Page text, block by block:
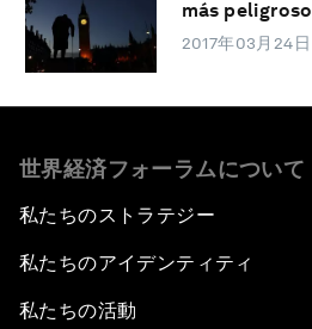
más peligroso
2017年03月24日
世界経済フォーラムについて
私たちのストラテジー
私たちのアイデンティティ
私たちの活動